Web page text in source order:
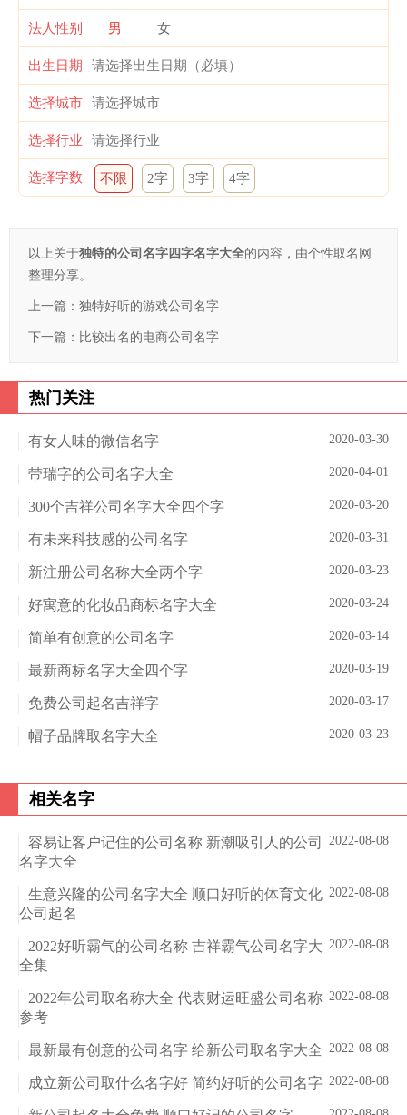
法人性别 男 女
出生日期
选择城市
选择行业
选择字数 不限 2字 3字 4字
以上关于独特的公司名字四字名字大全的内容，由个性取名网
整理分享。
上一篇： 独特好听的游戏公司名字
下一篇： 比较出名的电商公司名字
热门关注
2020-03-30
有女人味的微信名字
2020-04-01
带瑞字的公司名字大全
2020-03-20
300个吉祥公司名字大全四个字
2020-03-31
有未来科技感的公司名字
2020-03-23
新注册公司名称大全两个字
2020-03-24
好寓意的化妆品商标名字大全
2020-03-14
简单有创意的公司名字
2020-03-19
最新商标名字大全四个字
2020-03-17
免费公司起名吉祥字
2020-03-23
帽子品牌取名字大全
相关名字
2022-08-08
容易让客户记住的公司名称 新潮吸引人的公司
名字大全
2022-08-08
生意兴隆的公司名字大全 顺口好听的体育文化
公司起名
2022-08-08
2022好听霸气的公司名称 吉祥霸气公司名字大
全集
2022-08-08
2022年公司取名称大全 代表财运旺盛公司名称
参考
2022-08-08
最新最有创意的公司名字 给新公司取名字大全
2022-08-08
成立新公司取什么名字好 简约好听的公司名字